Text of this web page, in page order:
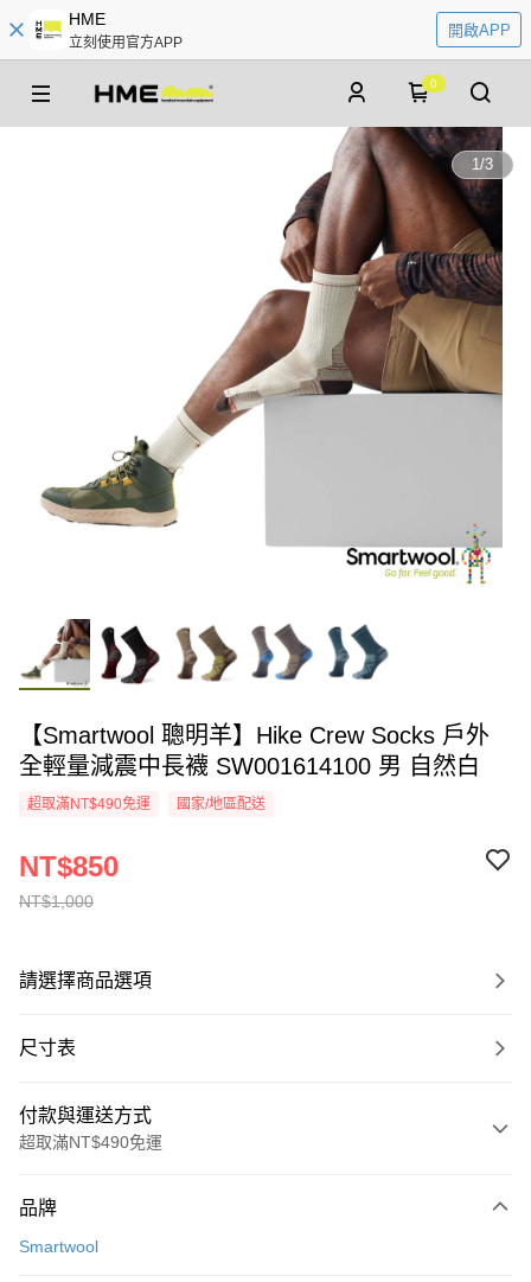
HME
立刻使用官方APP
開啟APP
0
1/3
【Smartwool 聰明羊】Hike Crew Socks 戶外
全輕量減震中長襪 SW001614100 男 自然白
超取滿NT$490免運 國家/地區配送
NT$1,000
NT$850
請選擇商品選項
尺寸表
付款與運送方式
超取滿NT$490免運
信用卡一次付款
品牌
Smartwool